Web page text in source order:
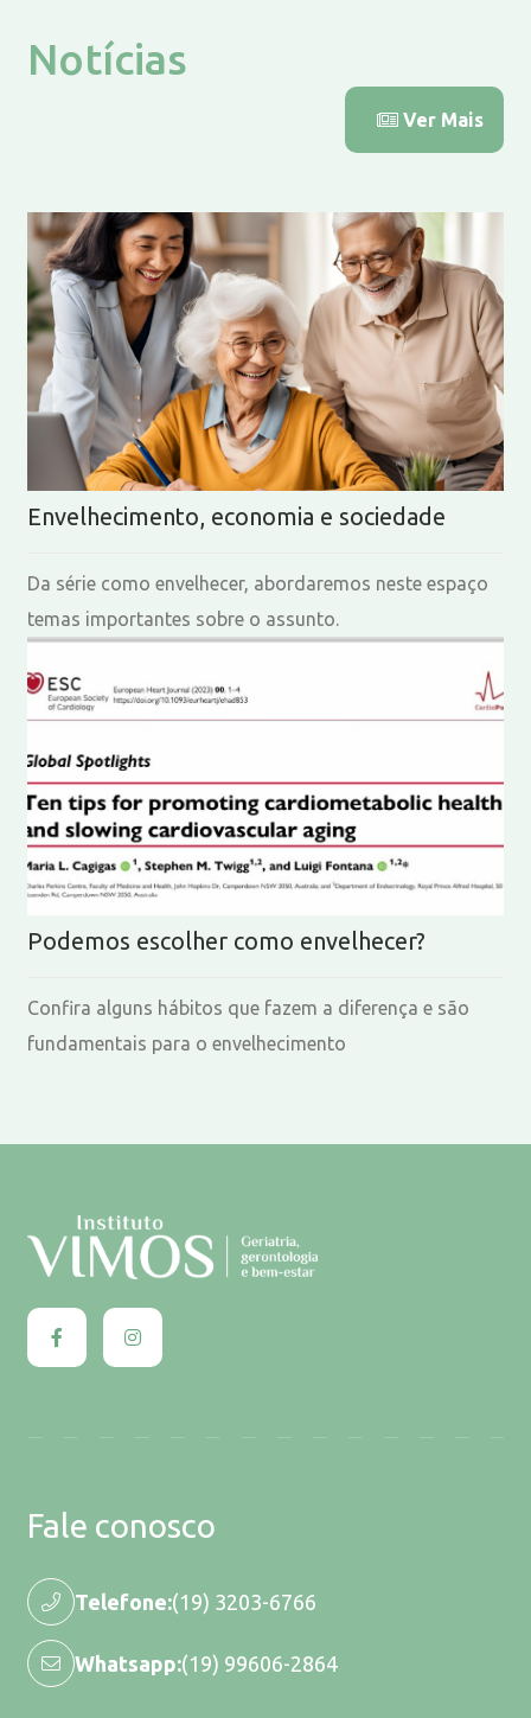
Notícias
Ver Mais
Envelhecimento, economia e sociedade
Da série como envelhecer, abordaremos neste espaço
temas importantes sobre o assunto.
Podemos escolher como envelhecer?
Confira alguns hábitos que fazem a diferença e são
fundamentais para o envelhecimento
Fale conosco
Telefone:(19) 3203-6766
Whatsapp:(19) 99606-2864